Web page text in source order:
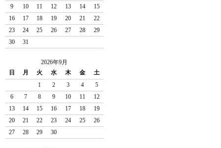
9
10 11 12 13 14
15
16
17 18 19 20 21
22
23
24 25 26 27 28
29
30
31
2026年9月
日
月 火 水 木 金
土
1
2 3 4
5
6
7 8 9 10 11
12
13
14 15 16 17 18
19
20
21 22 23 24 25
26
27
28 29 30